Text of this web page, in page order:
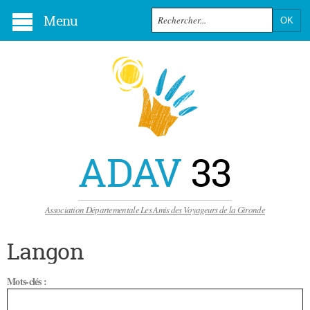
Menu
ADAV 33
Association Départementale Les Amis des Voyageurs de la Gironde
Langon
Mots-clés :